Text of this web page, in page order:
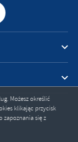
Możesz określić
klikając przycisk
zapoznania się z